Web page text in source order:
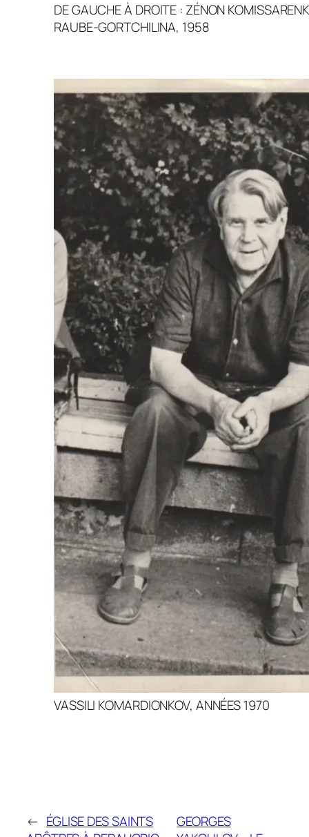
DE GAUCHE À DROITE : ZÉNON
RAUBE-GORTCHILINA, 1958
VASSILI KOMARDIONKOV, ANNÉES 1970
← ÉGLISE DES SAINTS
GEORGES